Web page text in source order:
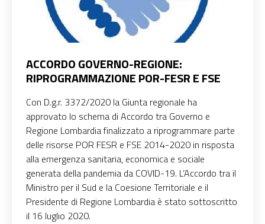
ACCORDO GOVERNO-REGIONE:
RIPROGRAMMAZIONE POR-FESR E FSE
Con D.g.r. 3372/2020 la Giunta regionale ha
approvato lo schema di Accordo tra Governo e
Regione Lombardia finalizzato a riprogrammare parte
delle risorse POR FESR e FSE 2014-2020 in risposta
alla emergenza sanitaria, economica e sociale
generata della pandemia da COVID-19. L’Accordo tra il
Ministro per il Sud e la Coesione Territoriale e il
Presidente di Regione Lombardia è stato sottoscritto
il 16 luglio 2020.